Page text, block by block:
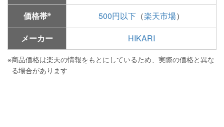
価格帯※ 500円以下 （楽天市場）
メーカー
HIKARI
※商品価格は楽天の情報をもとにしているため、実際の価格と異な
る場合があります